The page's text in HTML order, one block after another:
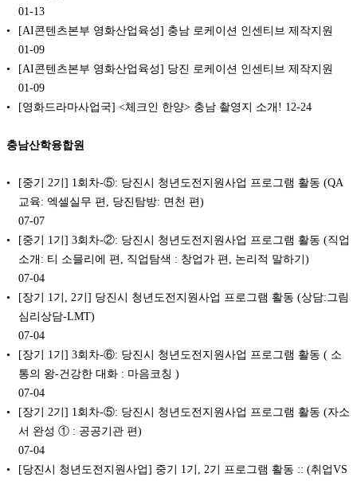
01-13
[AI콘텐츠본부 영화산업육성] 충남 로케이션 인센티브 제작지원
01-09
[AI콘텐츠본부 영화산업육성] 당진 로케이션 인센티브 제작지원
01-09
[영화드라마사업국] <체크인 한양> 충남 촬영지 소개! 12-24
충남산학융합원
[중기 2기] 1회차-⑤: 당진시 청년도전지원사업 프로그램 활동 (QA
교육: 엑셀실무 편, 당진탐방: 면천 편)
07-07
[중기 1기] 3회차-②: 당진시 청년도전지원사업 프로그램 활동 (직업
소개: 티 소믈리에 편, 직업탐색 : 창업가 편, 논리적 말하기)
07-04
[장기 1기, 2기] 당진시 청년도전지원사업 프로그램 활동 (상담:그림
심리상담-LMT)
07-04
[장기 1기] 3회차-⑥: 당진시 청년도전지원사업 프로그램 활동 ( 소
통의 왕-건강한 대화 : 마음코칭 )
07-04
[장기 2기] 1회차-⑤: 당진시 청년도전지원사업 프로그램 활동 (자소
서 완성 ① : 공공기관 편)
07-04
[당진시 청년도전지원사업] 중기 1기, 2기 프로그램 활동 :: (취업VS